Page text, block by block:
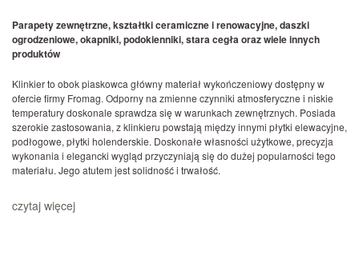
Parapety zewnętrzne, kształtki ceramiczne i renowacyjne, daszki
ogrodzeniowe, okapniki, podokienniki, stara cegła oraz wiele innych
produktów
Klinkier to obok piaskowca główny materiał wykończeniowy dostępny w
ofercie firmy Fromag. Odporny na zmienne czynniki atmosferyczne i niskie
temperatury doskonale sprawdza się w warunkach zewnętrznych. Posiada
szerokie zastosowania, z klinkieru powstają między innymi płytki elewacyjne,
podłogowe, płytki holenderskie. Doskonałe własności użytkowe, precyzja
wykonania i elegancki wygląd przyczyniają się do dużej popularności tego
materiału. Jego atutem jest solidność i trwałość.
czytaj więcej